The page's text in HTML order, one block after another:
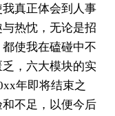
真正体会到人事
热忱，无论是招
使我在磕碰中不
，六大模块的实
年即将结束之
不足，以便今后